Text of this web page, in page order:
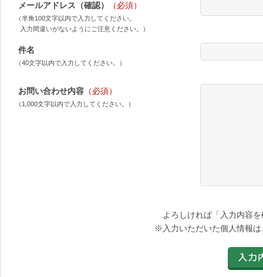
メールアドレス（確認） （必須）
（半角100文字以内で入力してください。
入力間違いがないようにご注意ください。）
件名
（40文字以内で入力してください。）
お問い合わせ内容 （必須）
（1,000文字以内で入力してください。）
よろしければ「入力内容
※入力いただいた個人情報